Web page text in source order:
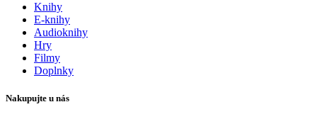
Knihy
E-knihy
Audioknihy
Hry
Filmy
Doplnky
Nakupujte u nás